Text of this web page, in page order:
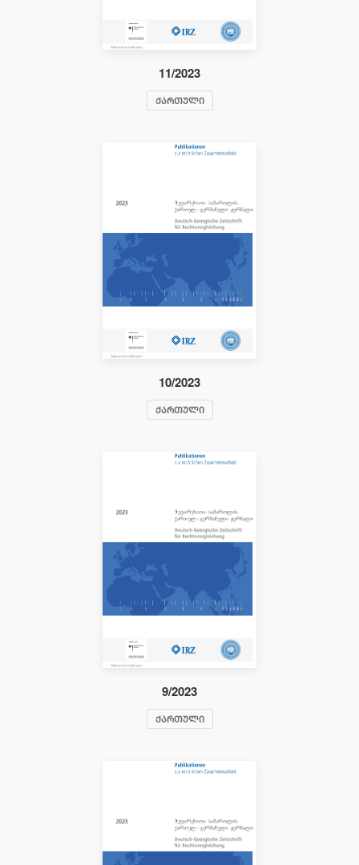
11/2023
ᲥᲐᲠᲗᲣᲚᲘ
10/2023
ᲥᲐᲠᲗᲣᲚᲘ
9/2023
ᲥᲐᲠᲗᲣᲚᲘ